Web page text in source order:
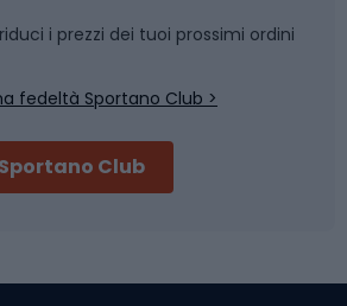
escursionismo
biciclette
i prezzi dei tuoi prossimi ordini
fedeltà Sportano Club >
Club